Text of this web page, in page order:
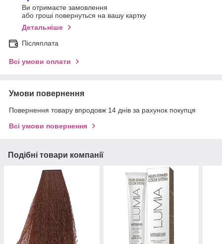
Ви отримаєте замовлення
або гроші повернуться на вашу картку
Детальніше
Післяплата
Всі умови оплати
Умови повернення
Повернення товару впродовж 14 днів за рахунок покупця
Всі умови повернення
Подібні товари компанії